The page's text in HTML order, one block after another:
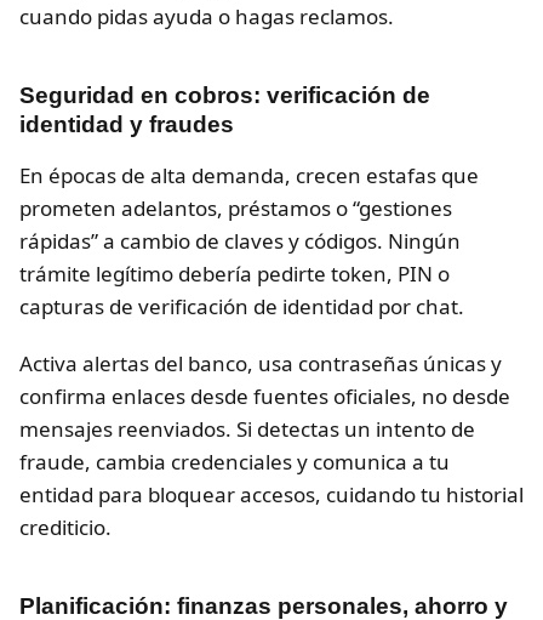
cuando pidas ayuda o hagas reclamos.
Seguridad en cobros: verificación de
identidad y fraudes
En épocas de alta demanda, crecen estafas que
prometen adelantos, préstamos o “gestiones
rápidas” a cambio de claves y códigos. Ningún
trámite legítimo debería pedirte token, PIN o
capturas de verificación de identidad por chat.
Activa alertas del banco, usa contraseñas únicas y
confirma enlaces desde fuentes oficiales, no desde
mensajes reenviados. Si detectas un intento de
fraude, cambia credenciales y comunica a tu
entidad para bloquear accesos, cuidando tu historial
crediticio.
Planificación: finanzas personales, ahorro y